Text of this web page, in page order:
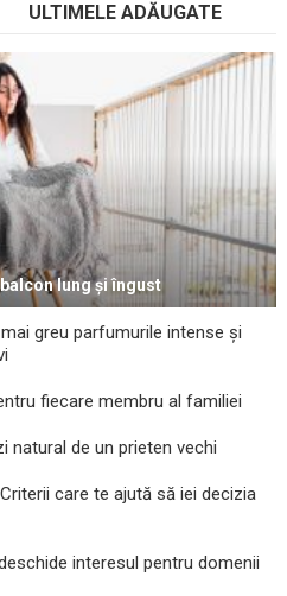
ULTIMELE ADĂUGATE
lung și îngust
greu parfumurile intense și
fiecare membru al familiei
natural de un prieten vechi
care te ajută să iei decizia
interesul pentru domenii